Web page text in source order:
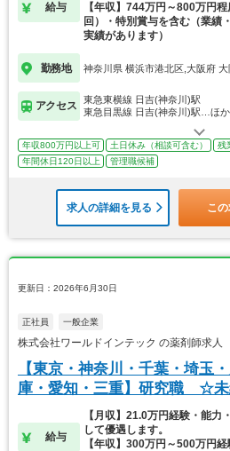
給与
【年収】744万円～800万円
回）・特別賞与を含む（業績
実績があります）
勤務地 神奈川県 横浜市港北区,大阪府
アクセス
東急東横線 日吉(神奈川)駅
東急目黒線 日吉(神奈川)駅…ほか
年収800万円以上可 土日休み（相談可含む） 残
年間休日120日以上
管理職候補
求人の詳細を見る こ
更新日：2026年6月30日
正社員 一般企業
株式会社ワールドインテック の薬剤師求人
【東京・神奈川・千葉・埼玉
庫・愛知・三重】研究職 ☆
給与
【月収】21.0万円経験・能力
して優遇します。
【年収】300万円～500万円